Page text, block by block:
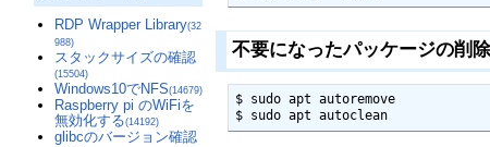
不要になったパッケージの削除
$ sudo apt autoremove
$ sudo apt autoclean
RDP Wrapper Library(32
988)
スタックサイズの確認
(15504)
Windows10でNFS(14679)
Raspberry pi のWiFiを
無効化する(14192)
glibcのバージョン確認